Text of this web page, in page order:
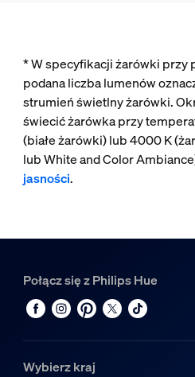
* W specyfikacji żarówki przy
podana liczba lumenów
strumień świetlny żarówki.
świecić żarówka przy
(białe żarówki) lub 4000 K
lub White and Color
jasności.
Połącz się z Philips Hue
Wybierz kraj